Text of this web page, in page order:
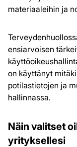
materiaaleihin ja
ensiarvoisen
on käyttänyt
potilastietojen ja
hallinnassa.
Näin valitset
yrityksellesi